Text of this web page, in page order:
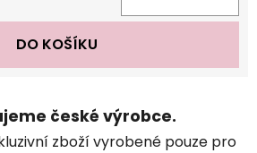
DO KOŠÍKU
české výrobce.
zboží vyrobené pouze pro